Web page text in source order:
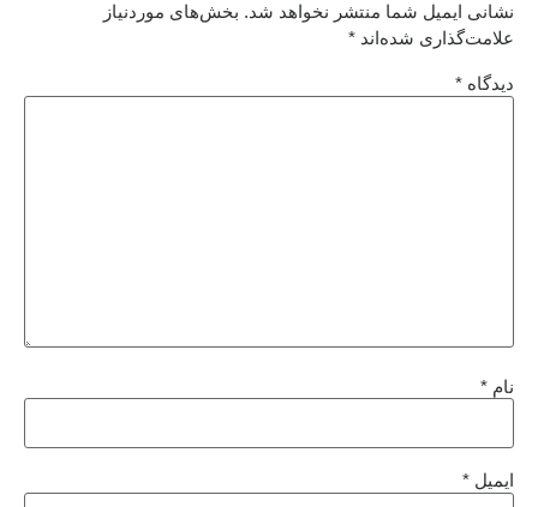
نشانی ایمیل شما منتشر نخواهد شد. بخش‌های موردنیاز
علامت‌گذاری شده‌اند *
دیدگاه *
نام *
ایمیل *